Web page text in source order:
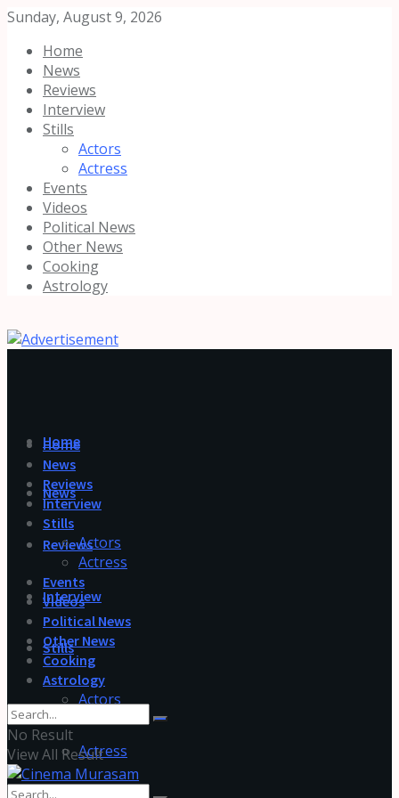
Sunday, August 9, 2026
Home
News
Reviews
Interview
Stills
Actors
Actress
Events
Videos
Political News
Other News
Cooking
Astrology
Home
News
Reviews
Interview
Stills
Actors
Actress
Home
News
Reviews
Interview
Stills
Actors
Actress
Events
Videos
Political News
Other News
Cooking
Astrology
No Result
View All Result